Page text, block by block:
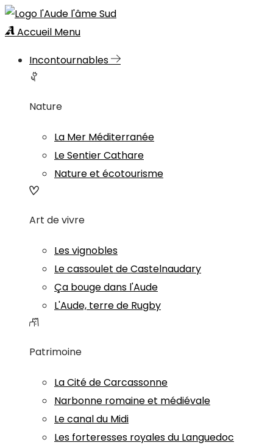
Accueil Menu
Incontournables
Nature
La Mer Méditerranée
Le Sentier Cathare
Nature et écotourisme
Art de vivre
Les vignobles
Le cassoulet de Castelnaudary
Ça bouge dans l'Aude
L'Aude, terre de Rugby
Patrimoine
La Cité de Carcassonne
Narbonne romaine et médiévale
Le canal du Midi
Les forteresses royales du Languedoc